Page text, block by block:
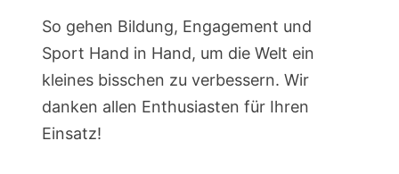
So gehen Bildung, Engagement und
Sport Hand in Hand, um die Welt ein
kleines bisschen zu verbessern. Wir
danken allen Enthusiasten für Ihren
Einsatz!